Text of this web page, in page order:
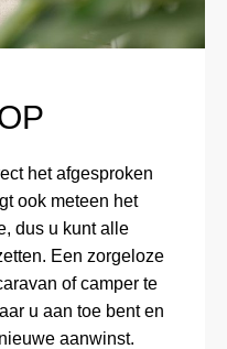
het afgesproken
ook meteen het
dus u kunt alle
Een zorgeloze
of camper te
u aan toe bent en
aanwinst.